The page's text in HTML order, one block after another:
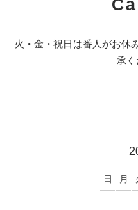
火・金・祝日は番人がお休
承く
日 月